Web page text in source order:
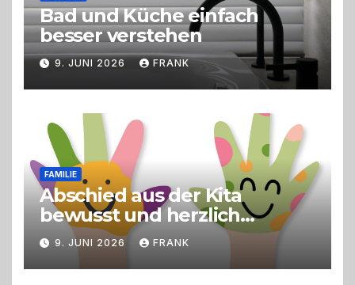
Bad und Küche einfach
besser verstehen
9. JUNI 2026 FRANK
FAMILIE
Abschied aus der Kita
bewusst und herzlich
gestalten
9. JUNI 2026 FRANK